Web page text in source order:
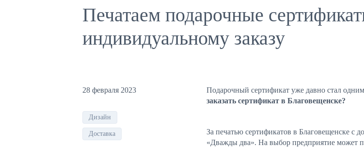
Печатаем подарочные
индивидуальному заказу
28 февраля 2023
Дизайн
Доставка
Подарочный сертификат уже давно стал
заказать сертификат в Благовещенске?
За печатью сертификатов в Благовещенске с
«Дважды два». На выбор предприятие может